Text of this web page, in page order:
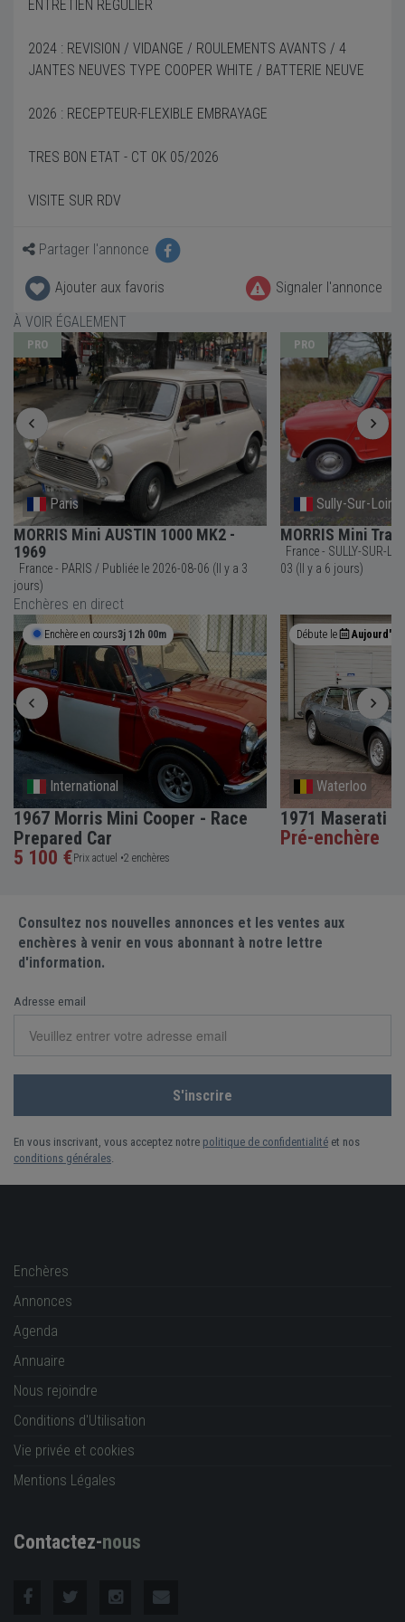
ENTRETIEN REGULIER
2024 : REVISION / VIDANGE / ROULEMENTS AVANTS / 4
JANTES NEUVES TYPE COOPER WHITE / BATTERIE NEUVE
2026 : RECEPTEUR-FLEXIBLE EMBRAYAGE
TRES BON ETAT - CT OK 05/2026
VISITE SUR RDV
Partager l'annonce
Ajouter aux favoris
Signaler l'annonce
À VOIR ÉGALEMENT
PRO
Paris
MORRIS Mini AUSTIN 1000 MK2 -
1969
France - PARIS / Publiée le 2026-08-06 (Il y a 3
jours)
PRO
Sully-Sur-Loire
MORRIS Mini
France - SULLY-SUR-LOIRE / Publiée le
03 (Il y a 6 jours)
Enchères en direct
Enchère en cours3j 12h 00m
International
1967 Morris Mini Cooper - Race
Prepared Car
5 100 €Prix actuel •2 enchères
Débute le Aujourd'hui
Waterloo
1971 Maserati
Pré-enchère
Consultez nos nouvelles annonces et les ventes aux
enchères à venir en vous abonnant à notre lettre
d'information.
Adresse email
En vous inscrivant, vous acceptez notre politique de confidentialité et nos
conditions générales
Enchères
Annonces
Agenda
Annuaire
Nous rejoindre
Conditions d'Utilisation
Vie privée et cookies
Mentions Légales
Contactez-nous